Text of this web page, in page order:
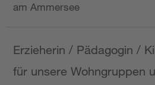
am Ammersee
Erzieherin / Pädagogin /
für unsere Wohngruppen